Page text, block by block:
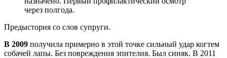
через полгода.
Предыстория со слов супруги.
В 2009 получила примерно в этой точке сильный удар когтем
собачей лапы. Без повреждения эпителия. Был синяк. В 2011